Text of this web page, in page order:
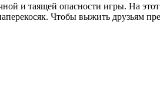
и таящей опасности игры. На
Чтобы выжить друзьям